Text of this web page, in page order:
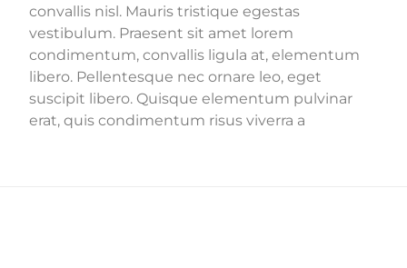
convallis nisl. Mauris tristique egestas
vestibulum. Praesent sit amet lorem
condimentum, convallis ligula at, elementum
libero. Pellentesque nec ornare leo, eget
suscipit libero. Quisque elementum pulvinar
erat, quis condimentum risus viverra a